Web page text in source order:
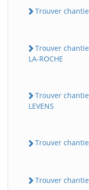
Trouver
Trouver
LA-ROCHE
Trouver
LEVENS
Trouver
Trouver